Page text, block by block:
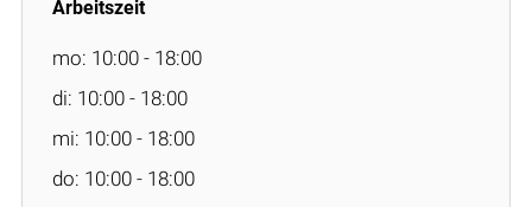
mo: 10:00 - 18:00
di: 10:00 - 18:00
mi: 10:00 - 18:00
do: 10:00 - 18:00